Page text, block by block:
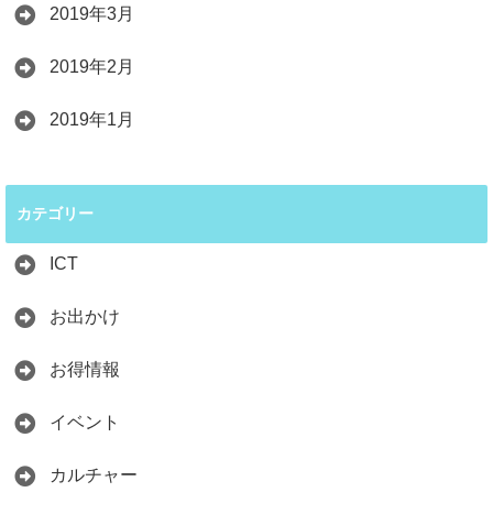
2019年3月
2019年2月
2019年1月
カテゴリー
ICT
お出かけ
お得情報
イベント
カルチャー